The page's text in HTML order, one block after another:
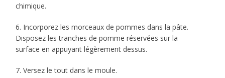
chimique.
6. Incorporez les morceaux de pommes dans la pâte.
Disposez les tranches de pomme réservées sur la
surface en appuyant légèrement dessus.
7. Versez le tout dans le moule.